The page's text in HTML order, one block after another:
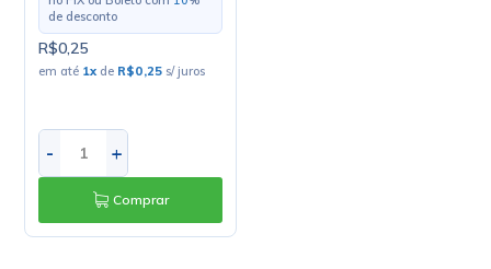
de desconto
R$0,25
em até 1x de R$0,25 s/ juros
- +
Comprar